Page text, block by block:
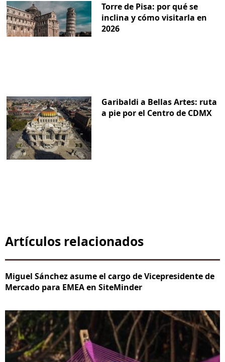
Torre de Pisa: por qué se
inclina y cómo visitarla en
2026
Garibaldi a Bellas Artes: ruta
a pie por el Centro de CDMX
Artículos relacionados
Miguel Sánchez asume el cargo de Vicepresidente de
Mercado para EMEA en SiteMinder